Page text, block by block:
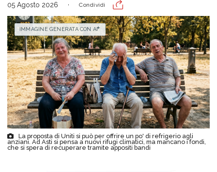
05 Agosto 2026 Condividi
La proposta di Uniti si può per offrire un po' di refrigerio agli
anziani. Ad Asti si pensa a nuovi rifugi climatici, ma mancano i fondi,
che si spera di recuperare tramite appositi bandi
IMMAGINE GENERATA CON AI